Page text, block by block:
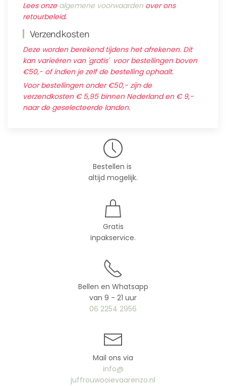
Lees onze algemene voorwaarden over ons
retourbeleid.
Verzendkosten
Deze worden berekend tijdens het afrekenen. Dit
kan varieëren van 'gratis' voor bestellingen boven
€50,- of indien je zelf de bestelling ophaalt.
Voor bestellingen onder €50,- zijn de
verzendkosten € 5,95 binnen Nederland en € 9,-
naar de geselecteerde landen.
Bestellen is
altijd mogelijk.
Gratis
inpakservice.
Bellen en Whatsapp
van 9 - 21 uur
06 2254 2956
Mail ons via
info@
juffrouwooievaarenzo.nl